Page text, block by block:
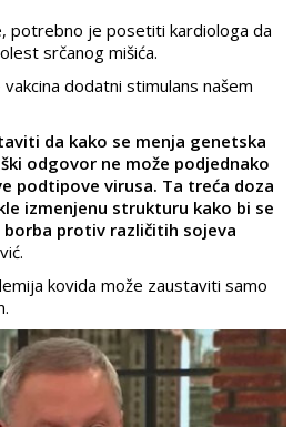
potrebno je posetiti kardiologa da
srčanog mišića.
dodatni stimulans našem
da kako se menja genetska
odgovor ne može podjednako
podtipove virusa. Ta treća doza
izmenjenu strukturu kako bi se
protiv različitih sojeva
kovida može zaustaviti samo